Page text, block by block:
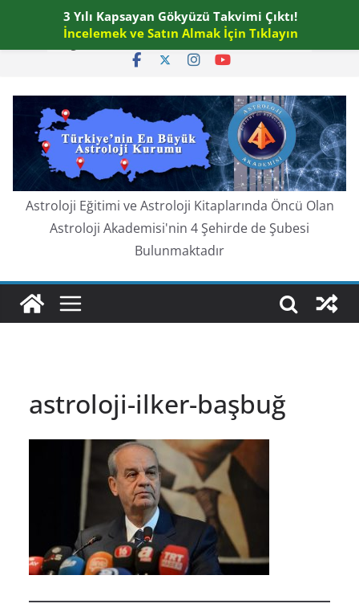
content
Perşembe, Ağustos 6, 2026
Astroloji Eğitimi ve Astroloji Kitaplarında Öncü Olan
Astroloji Akademisi'nin 4 Şehirde de Şubesi
Bulunmaktadır
astroloji-ilker-başbuğ
3 Yılı Kapsayan Gökyüzü Takvimi Çıktı!
İncelemek ve Satın Almak İçin Tıklayın